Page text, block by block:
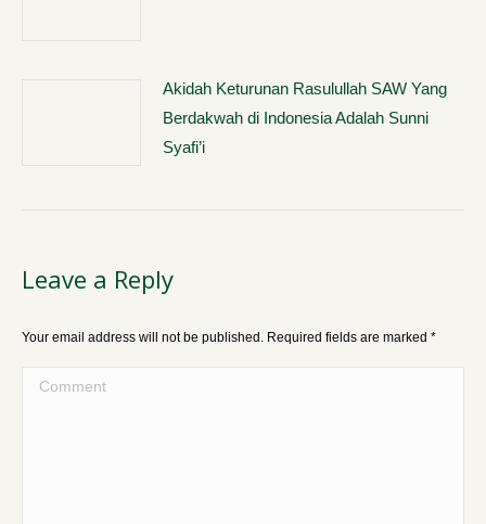
Akidah Keturunan Rasulullah SAW Yang
Berdakwah di Indonesia Adalah Sunni
Syafi’i
Leave a Reply
Your email address will not be published. Required fields are marked *
Comment